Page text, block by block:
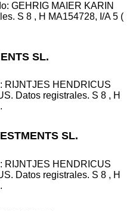
GEHRIG MAIER KARIN
S 8 , H MA154728, I/A 5 (
SL.
RIJNTJES HENDRICUS
Datos registrales. S 8 , H
SL.
RIJNTJES HENDRICUS
Datos registrales. S 8 , H